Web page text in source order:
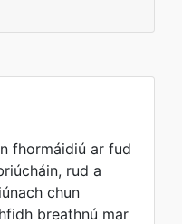
fhormáidiú ar fud
rud a
chun
breathnú mar